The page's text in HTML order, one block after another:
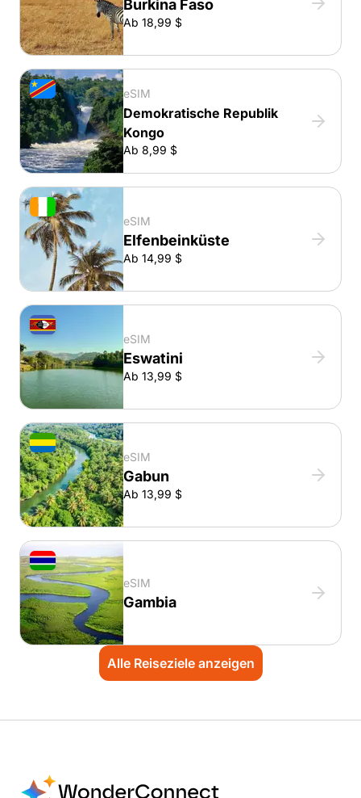
Burkina Faso
Ab 18,99 $
eSIM
Demokratische Republik
Kongo
Ab 8,99 $
eSIM
Elfenbeinküste
Ab 14,99 $
eSIM
Eswatini
Ab 13,99 $
eSIM
Gabun
Ab 13,99 $
eSIM
Gambia
Alle Reiseziele anzeigen